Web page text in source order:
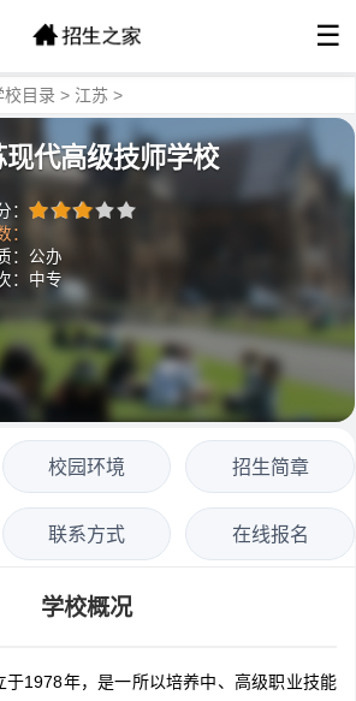
☰
校目录 > 江苏 >
现代高级技师学校
：
：
：公办
：中专
校园环境 招生简章
联系方式 在线报名
学校概况
于1978年，是一所以培养中、高级职业技能